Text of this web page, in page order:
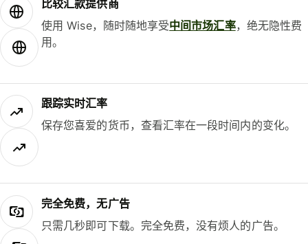
比较汇款提供商
使用 Wise，随时随地享受中间市场汇率，绝无隐性费
用。
跟踪实时汇率
保存您喜爱的货币，查看汇率在一段时间内的变化。
完全免费，无广告
只需几秒即可下载。完全免费，没有烦人的广告。